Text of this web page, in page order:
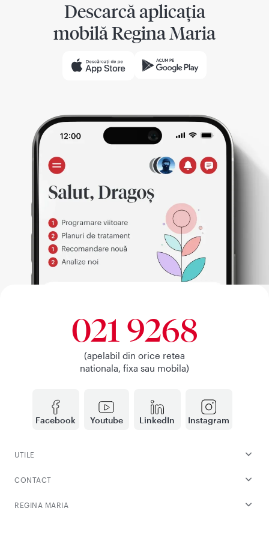
Descarcă aplicația
mobilă Regina Maria
Facebook Youtube LinkedIn Instagram
021 9268
(apelabil din orice retea
nationala, fixa sau mobila)
UTILE
CONTACT
REGINA MARIA